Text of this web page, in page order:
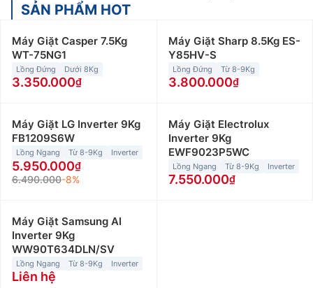
Máy giặt cửa trước sử dụng lồng giặt nằm ngang, máy
có kiểu dáng sang trọng và hiện đại nên được nhiều
người dùng ưa chuộng. Bên cạnh đó, dòng máy này
thường được tích hợp nhiều công nghệ giặt tiên tiến,
giúp nâng cao hiệu quả giặt sạch quần áo một cách
Máy giặt lồng ngang có khả năng vận hành êm ái, ít
rung lắc. Đồng thời, máy giặt cửa trước có khả năng
tiết kiệm nước tốt hơn so với máy giặt cửa trên. Thêm
nữa, dòng máy này được tích hợp nhiều chương trình
SẢN PHẨM HOT
Máy Giặt Casper 7.5Kg
WT-75NG1
Lồng Đứng Dưới 8Kg
3.350.000
Máy Giặt Sharp 8.5Kg ES-
Y85HV-S
Lồng Đứng Từ 8-9Kg
3.800.000
Máy Giặt LG Inverter 9Kg
FB1209S6W
Lồng Ngang Từ 8-9Kg Inverter
5.950.000
6.490.000-8%
Máy Giặt Electrolux
Inverter 9Kg
EWF9023P5WC
Lồng Ngang Từ 8-9Kg Inverter
7.550.000
Máy Giặt Samsung AI
Inverter 9Kg
WW90T634DLN/SV
Lồng Ngang Từ 8-9Kg Inverter
Liên hệ